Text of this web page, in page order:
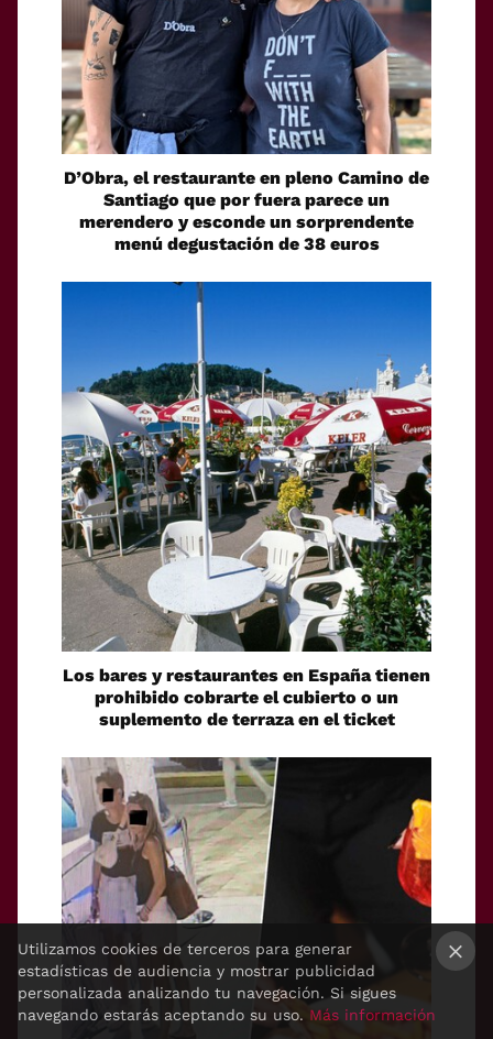
D’Obra, el restaurante en pleno Camino de
Santiago que por fuera parece un
merendero y esconde un sorprendente
menú degustación de 38 euros
Los bares y restaurantes en España tienen
prohibido cobrarte el cubierto o un
suplemento de terraza en el ticket
Utilizamos cookies de terceros para generar
estadísticas de audiencia y mostrar publicidad
personalizada analizando tu navegación. Si sigues
navegando estarás aceptando su uso. Más información